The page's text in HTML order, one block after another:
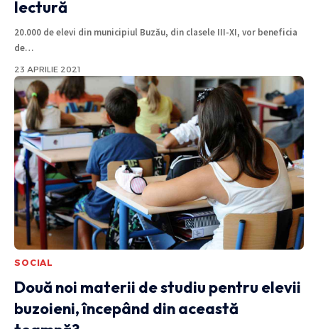
lectură
20.000 de elevi din municipiul Buzău, din clasele III-XI, vor beneficia
de…
23 APRILIE 2021
SOCIAL
Două noi materii de studiu pentru elevii
buzoieni, începând din această